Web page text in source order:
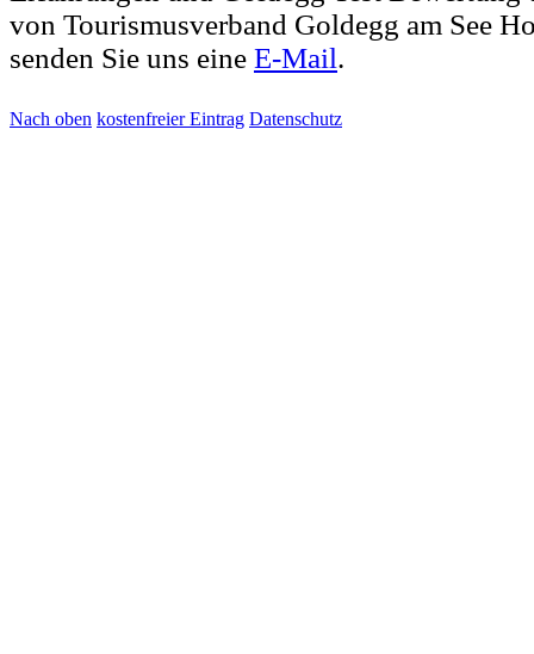
von Tourismusverband Goldegg am See
senden Sie uns eine E-Mail.
Nach oben kostenfreier Eintrag Datenschutz